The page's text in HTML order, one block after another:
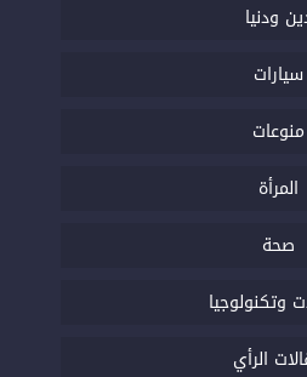
ودنيا
سيارات
منوعات
المرأة
صحة
وتكنولوجيا
الرأي